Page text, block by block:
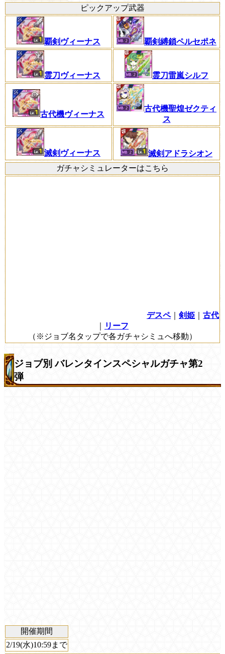
ピックアップ武器
覇剣ヴィーナス 覇剣縛鎖ペルセポネ
霊刀ヴィーナス 霊刀雷嵐シルフ
古代機ヴィーナス
古代機聖煌ゼクティ
ス
滅剣ヴィーナス
滅剣アドラシオン
ガチャシミュレーターはこちら
デスペ｜ 剣姫
古代
リーフ
（※ジョブ名タップで各ガチャシミュへ移動）
ジョブ別 バレンタインスペシャルガチャ第2
弾
開催期間
2/19(水)10:59まで